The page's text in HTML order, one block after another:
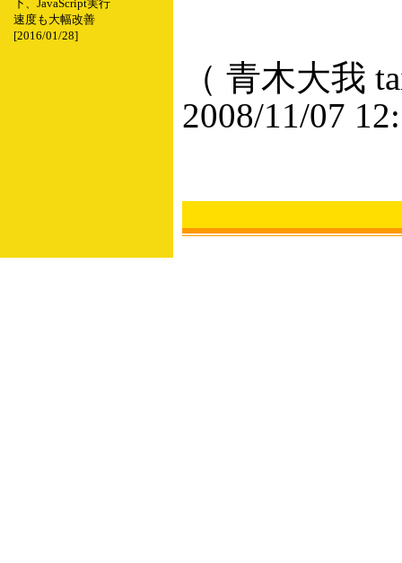
下、JavaScript実行
速度も大幅改善
[2016/01/28]
（ 青木大我
2008/11/07